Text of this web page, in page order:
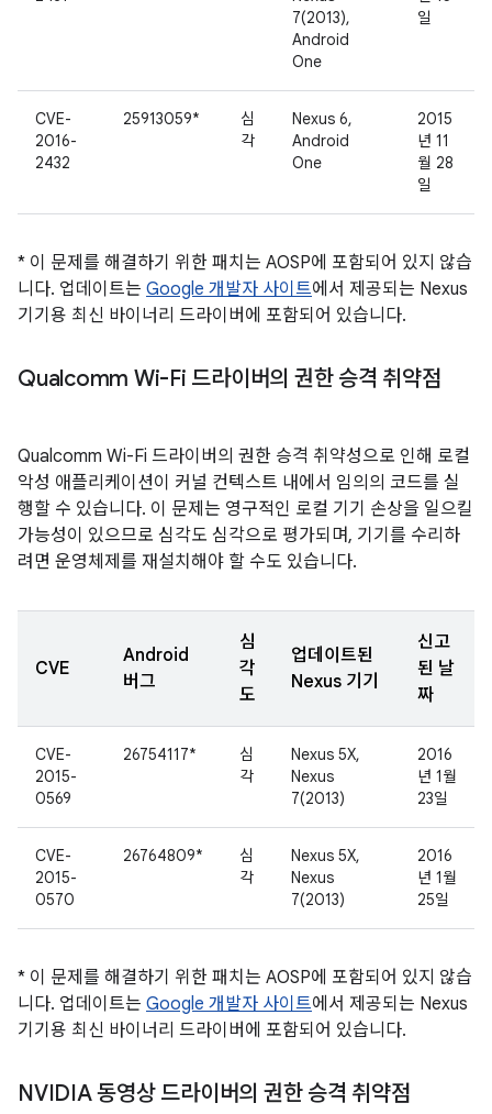
7(2013),
Android
One
일
CVE-
2016-
2432
25913059*
심
각
Nexus 6,
Android
One
2015
년 11
월 28
일
* 이 문제를 해결하기 위한 패치는 AOSP에 포함되어 있지 않습
니다. 업데이트는 Google 개발자 사이트에서 제공되는 Nexus
기기용 최신 바이너리 드라이버에 포함되어 있습니다.
Qualcomm Wi-Fi 드라이버의 권한 승격 취약점
Qualcomm Wi-Fi 드라이버의 권한 승격 취약성으로 인해 로컬
악성 애플리케이션이 커널 컨텍스트 내에서 임의의 코드를 실
행할 수 있습니다. 이 문제는 영구적인 로컬 기기 손상을 일으킬
가능성이 있으므로 심각도 심각으로 평가되며, 기기를 수리하
려면 운영체제를 재설치해야 할 수도 있습니다.
CVE
Android
버그
심
각
도
업데이트된
Nexus 기기
신고
된 날
짜
CVE-
2015-
0569
26754117*
심
각
Nexus 5X,
Nexus
7(2013)
2016
년 1월
23일
CVE-
2015-
0570
26764809*
심
각
Nexus 5X,
Nexus
7(2013)
2016
년 1월
25일
* 이 문제를 해결하기 위한 패치는 AOSP에 포함되어 있지 않습
니다. 업데이트는 Google 개발자 사이트에서 제공되는 Nexus
기기용 최신 바이너리 드라이버에 포함되어 있습니다.
NVIDIA 동영상 드라이버의 권한 승격 취약점